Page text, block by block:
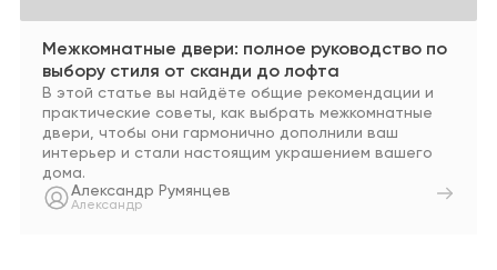
Межкомнатные двери: полное руководство по
выбору стиля от сканди до лофта
В этой статье вы найдёте общие рекомендации и
практические советы, как выбрать межкомнатные
двери, чтобы они гармонично дополнили ваш
интерьер и стали настоящим украшением вашего
дома.
Александр Румянцев
Александр